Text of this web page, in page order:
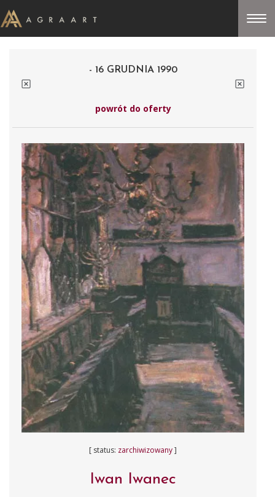
- 16 GRUDNIA 1990
powrót do oferty
[ status: zarchiwizowany]
Iwan Iwanec